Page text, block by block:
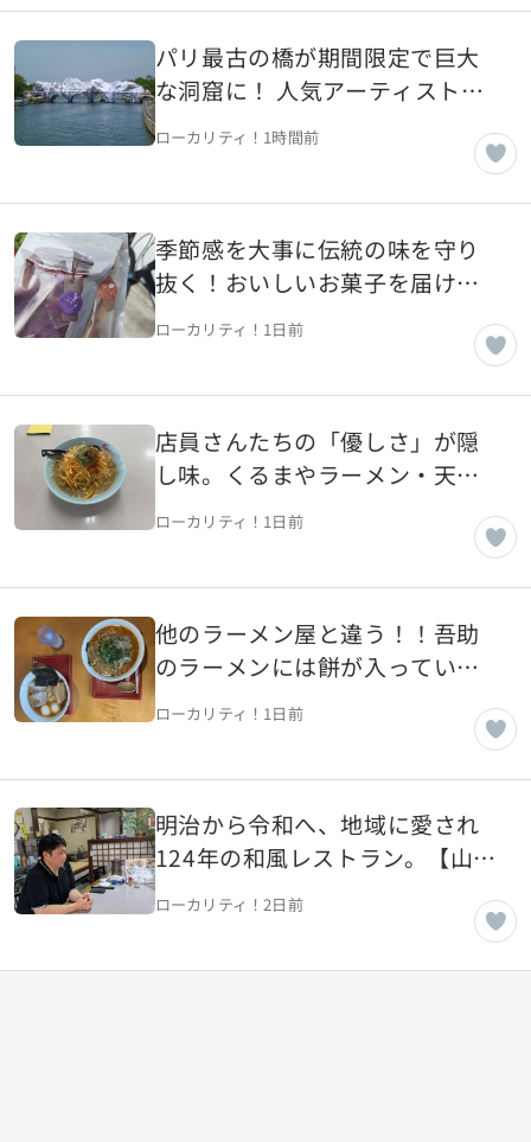
パリ最古の橋が期間限定で巨大
な洞窟に！ 人気アーティストが
仕掛けたアートを抜け、その先
のシテ島へ【フランス・パリ】
ローカリティ！ 1時間前
季節感を大事に伝統の味を守り
抜く！おいしいお菓子を届ける
町の名店・菊屋【山形県山辺
ローカリティ！ 1日前
店員さんたちの「優しさ」が隠
し味。くるまやラーメン・天童
店【山形県天童市】
ローカリティ！ 1日前
他のラーメン屋と違う！！吾助
のラーメンには餅が入ってい
る！【山形県南陽市】
ローカリティ！ 1日前
明治から令和へ、地域に愛され
124年の和風レストラン。【山形
県中山町】
ローカリティ！2日前